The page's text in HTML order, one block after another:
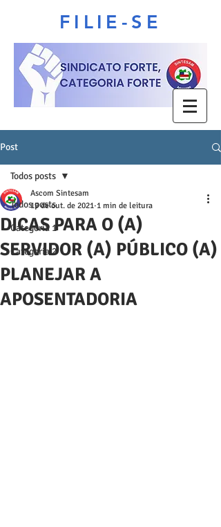
FILIE-SE
Post
Todos posts
Categoria 1
Categoria 2
Todos posts
DICAS PARA O (A)
SERVIDOR (A) PÚBLICO (A)
PLANEJAR A
APOSENTADORIA
Ascom Sintesam
19 de out. de 2021 1 min de leitura